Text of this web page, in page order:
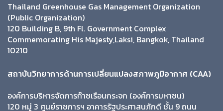
Thailand Greenhouse Gas Management Organization
(Public Organization)
120 Building B, 9th Fl. Government Complex
Commemorating His Majesty,Laksi, Bangkok, Thailand
10210
สถาบันวิทยาการด้านการเปลี่ยนแปลงสภาพภูมิอากาศ (CAA)
องค์การบริหารจัดการก๊าซเรือนกระจก (องค์การมหาชน)
120 หมู่ 3 ศูนย์ราชการฯ อาคารรัฐประศาสนภักดี ชั้น 9 ถนน